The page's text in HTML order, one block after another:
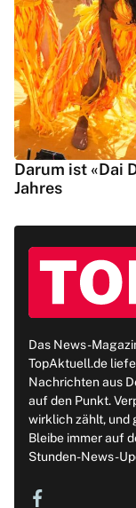
Darum ist «Dai
Jahres
Das News-
TopAktuell.de
Nachrichten aus
auf den Punkt.
wirklich zählt, und
Bleibe immer auf
Stunden-News-